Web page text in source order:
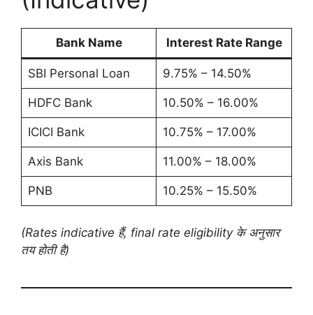
Bank Name Interest Rate Range
SBI Personal Loan 9.75% – 14.50%
HDFC Bank 10.50% – 16.00%
ICICI Bank 10.75% – 17.00%
Axis Bank 11.00% – 18.00%
PNB 10.25% – 15.50%
(Rates indicative हैं, final rate eligibility के अनुसार
तय होती है)